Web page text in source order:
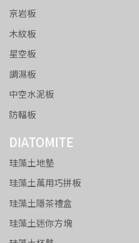
京岩板
木紋板
星空板
調濕板
中空水泥板
防輻板
DIATOMITE
珪藻土地墊
珪藻土萬用巧拼板
珪藻土隱茶禮盒
珪藻土迷你方塊